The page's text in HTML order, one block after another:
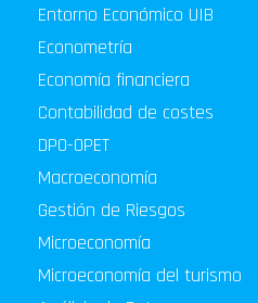
Entorno Económico UIB
Econometría
Economía financiera
Contabilidad de costes
DPO-OPET
Macroeconomía
Gestión de Riesgos
Microeconomía
Microeconomía del turismo